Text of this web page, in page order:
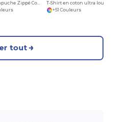
+51 Couleurs
tout